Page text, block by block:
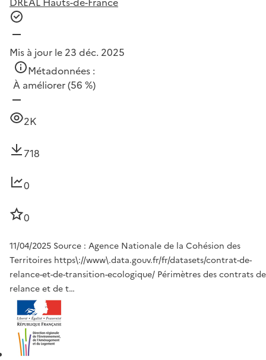
Mis à jour le 23 déc. 2025
Métadonnées :
À améliorer(56 %)
2K
718
0
0
11/04/2025 Source : Agence Nationale de la Cohésion des
Territoires https\://www\.data.gouv.fr/fr/datasets/contrat-de-
relance-et-de-transition-ecologique/ Périmètres des contrats de
relance et de t…